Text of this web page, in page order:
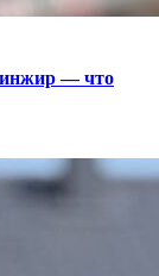
инжир — что